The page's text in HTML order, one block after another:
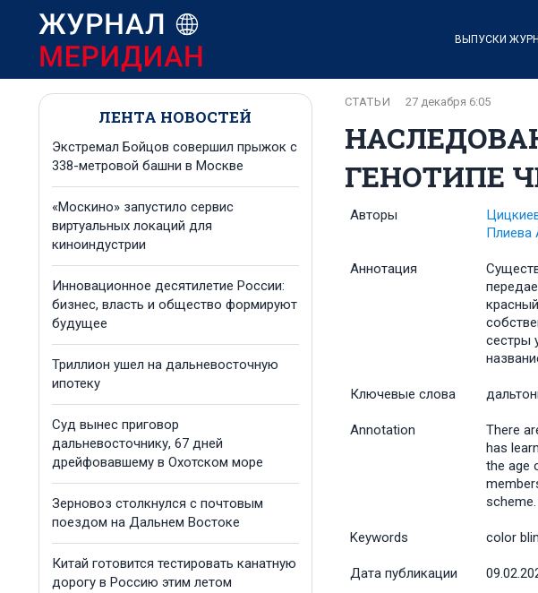
ВЫПУСКИ
ЛЕНТА НОВОСТЕЙ
Экстремал Бойцов совершил прыжок с
338-метровой башни в Москве
«Москино» запустило сервис
виртуальных локаций для
киноиндустрии
Инновационное десятилетие России:
бизнес, власть и общество формируют
будущее
Триллион ушел на дальневосточную
ипотеку
Суд вынес приговор
дальневосточнику, 67 дней
дрейфовавшему в Охотском море
Зерновоз столкнулся с почтовым
поездом на Дальнем Востоке
Китай готовится тестировать канатную
дорогу в Россию этим летом
ГЕНОТИПЕ
СТАТЬИ 27 декабря 6:05
Авторы
Плиева
Аннотация
сестры
Ключевые слова
Annotation
There
has
the age
Keywords color
Дата публикации